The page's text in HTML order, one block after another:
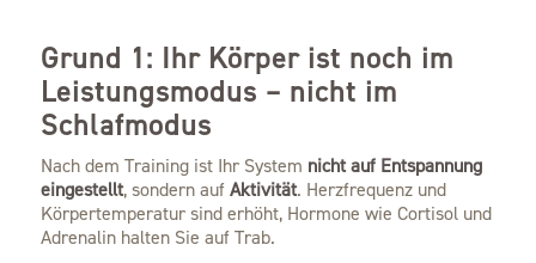
Grund 1: Ihr Körper ist noch im
Leistungsmodus – nicht im
Schlafmodus
Nach dem Training ist Ihr System nicht auf Entspannung
eingestellt, sondern auf Aktivität. Herzfrequenz und
Körpertemperatur sind erhöht, Hormone wie Cortisol und
Adrenalin halten Sie auf Trab.